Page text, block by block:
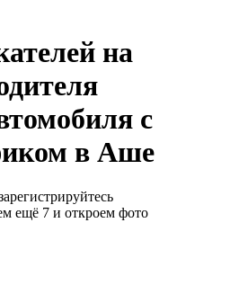
на
с
в Аше
ещё 7 и откроем фото